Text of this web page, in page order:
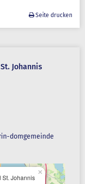
Seite drucken
Johannis
domgemeinde
St. Johannis
×